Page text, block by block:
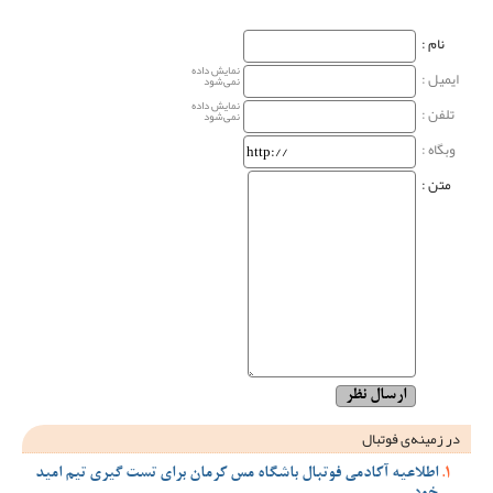
نام‌ :
ایمیل :
نمایش داده
نمی‌شود
تلفن : نمایش داده
نمی‌شود
وبگاه‌ :
متن :
در زمینه‌ی فوتبال
اطلاعیه آکادمی فوتبال باشگاه مس کرمان برای تست گیری تیم امید